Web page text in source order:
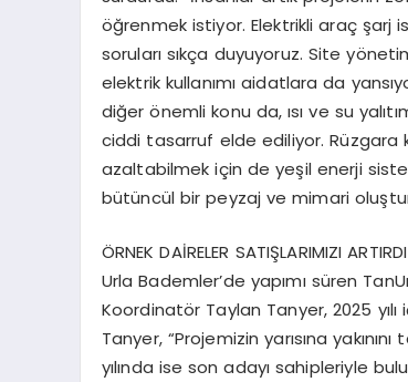
öğrenmek istiyor. Elektrikli araç şarj
soruları sıkça duyuyoruz. Site
elektrik kullanımı aidatlara da
diğer önemli konu da, ısı ve su
ciddi tasarruf elde ediliyor. Rüzgara
azaltabilmek için de yeşil enerji
bütüncül bir peyzaj ve mimari
ÖRNEK DAİRELER SATIŞLARIMIZI ARTIRDI
Urla Bademler’de yapımı süren
Koordinatör Taylan Tanyer, 2025
Tanyer, “Projemizin yarısına
yılında ise son adayı sahipleriyle